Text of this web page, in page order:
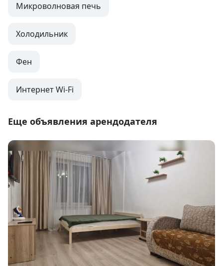
Микроволновая печь
Холодильник
Фен
Интернет Wi-Fi
Еще объявления арендодателя